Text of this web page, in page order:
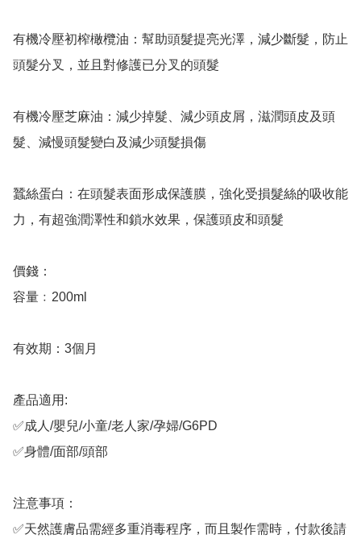
有機冷壓初榨橄欖油：幫助頭髮提亮光澤，減少斷髮，防止
頭髮分叉，並且對修護已分叉的頭髮
有機冷壓芝麻油：減少掉髮、減少頭皮屑，滋潤頭皮及頭
髮、減慢頭髮變白及減少頭髮損傷
蠶絲蛋白：在頭髮表面形成保護膜，強化受損髮絲的吸收能
力，有超強潤澤性和鎖水效果，保護頭皮和頭髮
價錢：
容量﹕200ml
有效期：3個月
產品適用:
✅成人/嬰兒/小童/老人家/孕婦/G6PD
✅身體/面部/頭部
注意事項：
✅天然護膚品需經多重消毒程序，而且製作需時，付款後請